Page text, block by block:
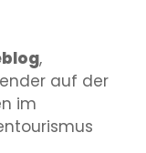
,
auf der
im